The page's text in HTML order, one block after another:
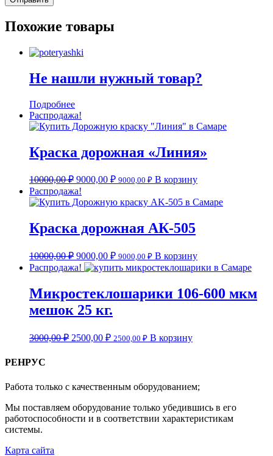
Похожие товары
Не нашли нужный товар?
Подробнее
Распродажа!
Краска дорожная «Линия»
10000,00₽ 9000,00 ₽ 9000,00 ₽ В корзину
Распродажа!
Краска дорожная АК-505
10000,00₽ 9000,00 ₽ 9000,00 ₽ В корзину
Распродажа!
Микростеклошарики 106-600 мкм
мешок 25 кг.
3000,00₽ 2500,00 ₽ 2500,00 ₽ В корзину
РЕНРУС
Работа только с качественным оборудованием;
Мы поставляем оборудование только убедившись в его
работоспособности и в соответствии характеристикам
системы.
Карта сайта